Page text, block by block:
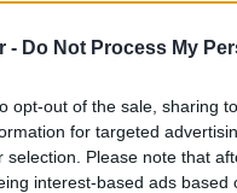
- Do Not Process My
opt-out of the sale, sharing
for targeted
selection. Please note that
interest-based ads